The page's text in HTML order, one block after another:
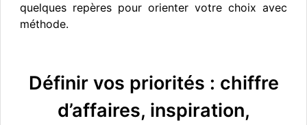
quelques repères pour orienter votre choix avec
méthode.
Définir vos priorités : chiffre
d’affaires, inspiration,